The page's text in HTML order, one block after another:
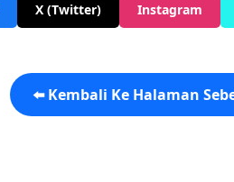
X (Twitter) Instagram
⬅️ Kembali Ke Halaman